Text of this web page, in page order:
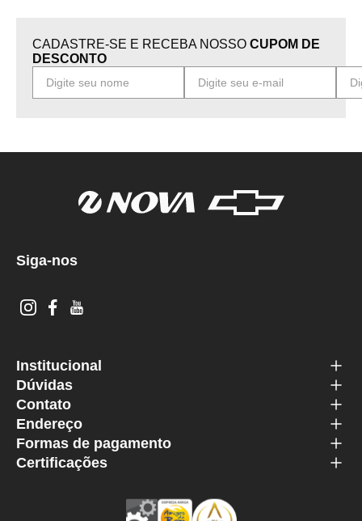
CADASTRE-SE E RECEBA NOSSO CUPOM DE
DESCONTO
Siga-nos
Institucional
Dúvidas
Contato
Endereço
Formas de pagamento
Certificações